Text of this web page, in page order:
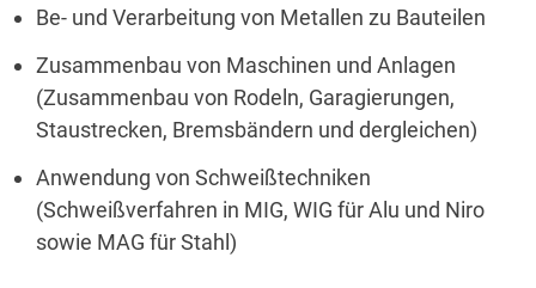
Be- und Verarbeitung von Metallen zu Bauteilen
Zusammenbau von Maschinen und Anlagen
(Zusammenbau von Rodeln, Garagierungen,
Staustrecken, Bremsbändern und dergleichen)
Anwendung von Schweißtechniken
(Schweißverfahren in MIG, WIG für Alu und Niro
sowie MAG für Stahl)